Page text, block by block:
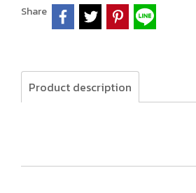
Share
Product description